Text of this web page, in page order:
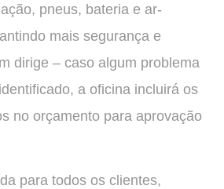
pneus, bateria e ar-
mais segurança e
dirige – caso algum problema
a oficina incluirá os
no orçamento para aprovação
para todos os clientes,